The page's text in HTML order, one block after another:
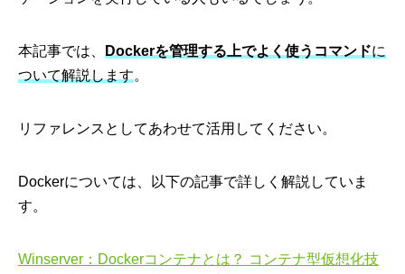
本記事では、 Dockerを管理する上でよく使うコマンドに
ついて解説します。
リファレンスとしてあわせて活用してください。
Dockerについては、以下の記事で詳しく解説していま
す。
Winserver：Dockerコンテナとは？ コンテナ型仮想化技